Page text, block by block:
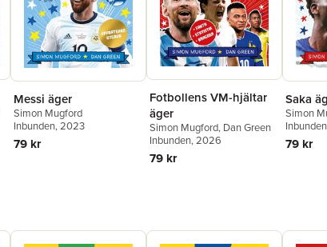
Messi äger
Simon Mugford
Inbunden, 2023
79 kr
Fotbollens VM-hjältar
äger
Simon Mugford, Dan Green
Inbunden, 2026
79 kr
Saka
Simon
Inbunden
79 kr